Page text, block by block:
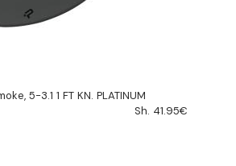
5-3.1 1 FT KN. PLATINUM
Sh. 41.95€